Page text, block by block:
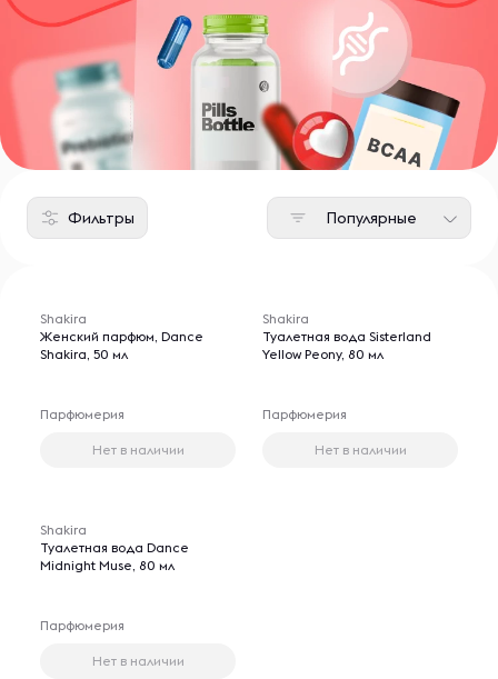
Фильтры Популярные
Shakira
Женский парфюм, Dance
Shakira, 50 мл
Парфюмерия
Нет в наличии
Shakira
Туалетная вода Sisterland
Yellow Peony, 80 мл
Парфюмерия
Нет в наличии
Shakira
Туалетная вода Dance
Midnight Muse, 80 мл
Парфюмерия
Нет в наличии